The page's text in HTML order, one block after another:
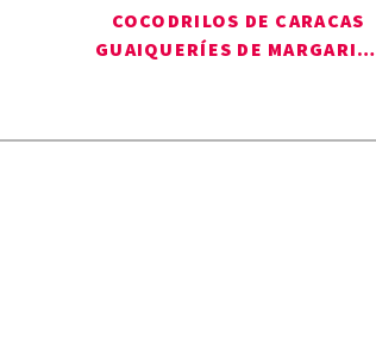
COCODRILOS DE CARACAS
GUAIQUERÍES DE MARGARITA